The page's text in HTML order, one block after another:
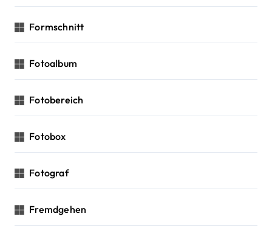
Formschnitt
Fotoalbum
Fotobereich
Fotobox
Fotograf
Fremdgehen